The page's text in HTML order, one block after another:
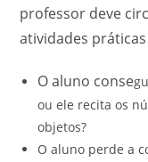
professor deve
atividades
O aluno conse
ou ele recita os
objetos?
O aluno perde a